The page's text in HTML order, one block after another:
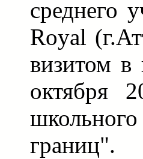
среднего
Royal
визитом
октября
границ".